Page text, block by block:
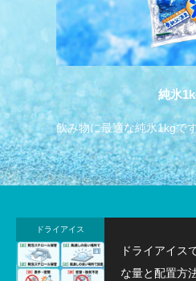
純氷
飲み物に最適な純氷1kgで
ドライアイス
ドライアイス
な量と配置方